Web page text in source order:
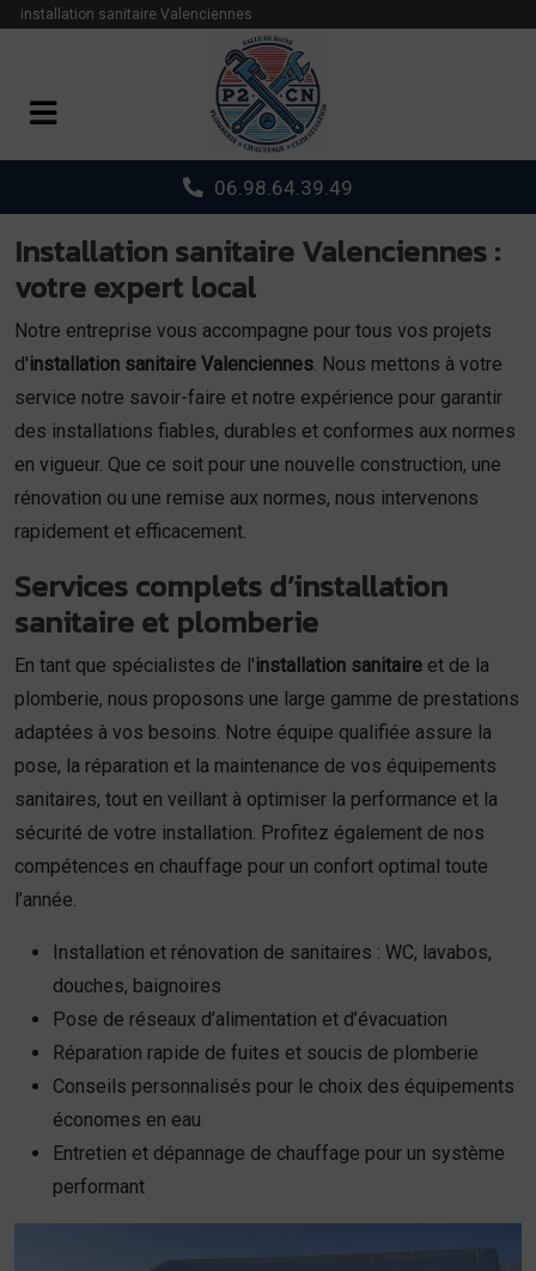
installation sanitaire Valenciennes
06.98.64.39.49
Installation sanitaire Valenciennes :
votre expert local
Notre entreprise vous accompagne pour tous vos projets
d'installation sanitaire Valenciennes. Nous mettons à votre
service notre savoir-faire et notre expérience pour garantir
des installations fiables, durables et conformes aux normes
en vigueur. Que ce soit pour une nouvelle construction, une
rénovation ou une remise aux normes, nous intervenons
rapidement et efficacement.
Services complets d’installation
sanitaire et plomberie
En tant que spécialistes de l'installation sanitaire et de la
plomberie, nous proposons une large gamme de prestations
adaptées à vos besoins. Notre équipe qualifiée assure la
pose, la réparation et la maintenance de vos équipements
sanitaires, tout en veillant à optimiser la performance et la
sécurité de votre installation. Profitez également de nos
compétences en chauffage pour un confort optimal toute
l’année.
Installation et rénovation de sanitaires : WC, lavabos,
douches, baignoires
Pose de réseaux d’alimentation et d’évacuation
Réparation rapide de fuites et soucis de plomberie
Conseils personnalisés pour le choix des équipements
économes en eau
Entretien et dépannage de chauffage pour un système
performant
Panneau de gestion des cookies